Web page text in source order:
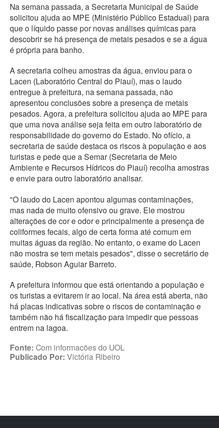
Na semana passada, a Secretaria Municipal de Saúde
solicitou ajuda ao MPE (Ministério Público Estadual) para
que o líquido passe por novas análises químicas para
descobrir se há presença de metais pesados e se a água
é própria para banho.
A secretaria colheu amostras da água, enviou para o
Lacen (Laboratório Central do Piauí), mas o laudo
entregue à prefeitura, na semana passada, não
apresentou conclusões sobre a presença de metais
pesados. Agora, a prefeitura solicitou ajuda ao MPE para
que uma nova análise seja feita em outro laboratório de
responsabilidade do governo do Estado. No ofício, a
secretaria de saúde destaca os riscos à população e aos
turistas e pede que a Semar (Secretaria de Meio
Ambiente e Recursos Hídricos do Piauí) recolha amostras
e envie para outro laboratório analisar.
"O laudo do Lacen apontou algumas contaminações,
mas nada de muito ofensivo ou grave. Ele mostrou
alterações de cor e odor e principalmente a presença de
coliformes fecais, algo de certa forma até comum em
muitas águas da região. No entanto, o exame do Lacen
não mostra se tem metais pesados", disse o secretário de
saúde, Robson Aguiar Barreto.
A prefeitura informou que está orientando a população e
os turistas a evitarem ir ao local. Na área está aberta, não
há placas indicativas sobre o riscos de contaminação e
também não há fiscalização para impedir que pessoas
entrem na lagoa.
Fonte: Com informações do UOL
Publicado Por: Victória Ribeiro